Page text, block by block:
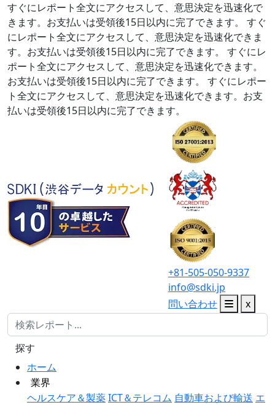
すぐにレポート全文にアクセスして、意思決定を迅速化で
きます。お支払いは受領後15日以内に完了できます。
すぐ
にレポート全文にアクセスして、意思決定を迅速化できま
す。お支払いは受領後15日以内に完了できます。
すぐにレ
ポート全文にアクセスして、意思決定を迅速化できます。
お支払いは受領後15日以内に完了できます。
すぐにレポー
ト全文にアクセスして、意思決定を迅速化できます。お支
払いは受領後15日以内に完了できます。
+81-505-050-9337
info@sdki.jp
問い合わせ
x
ホーム
業界
ヘルスケア＆製薬ICT＆テレコム 自動車および輸送 エ
探す